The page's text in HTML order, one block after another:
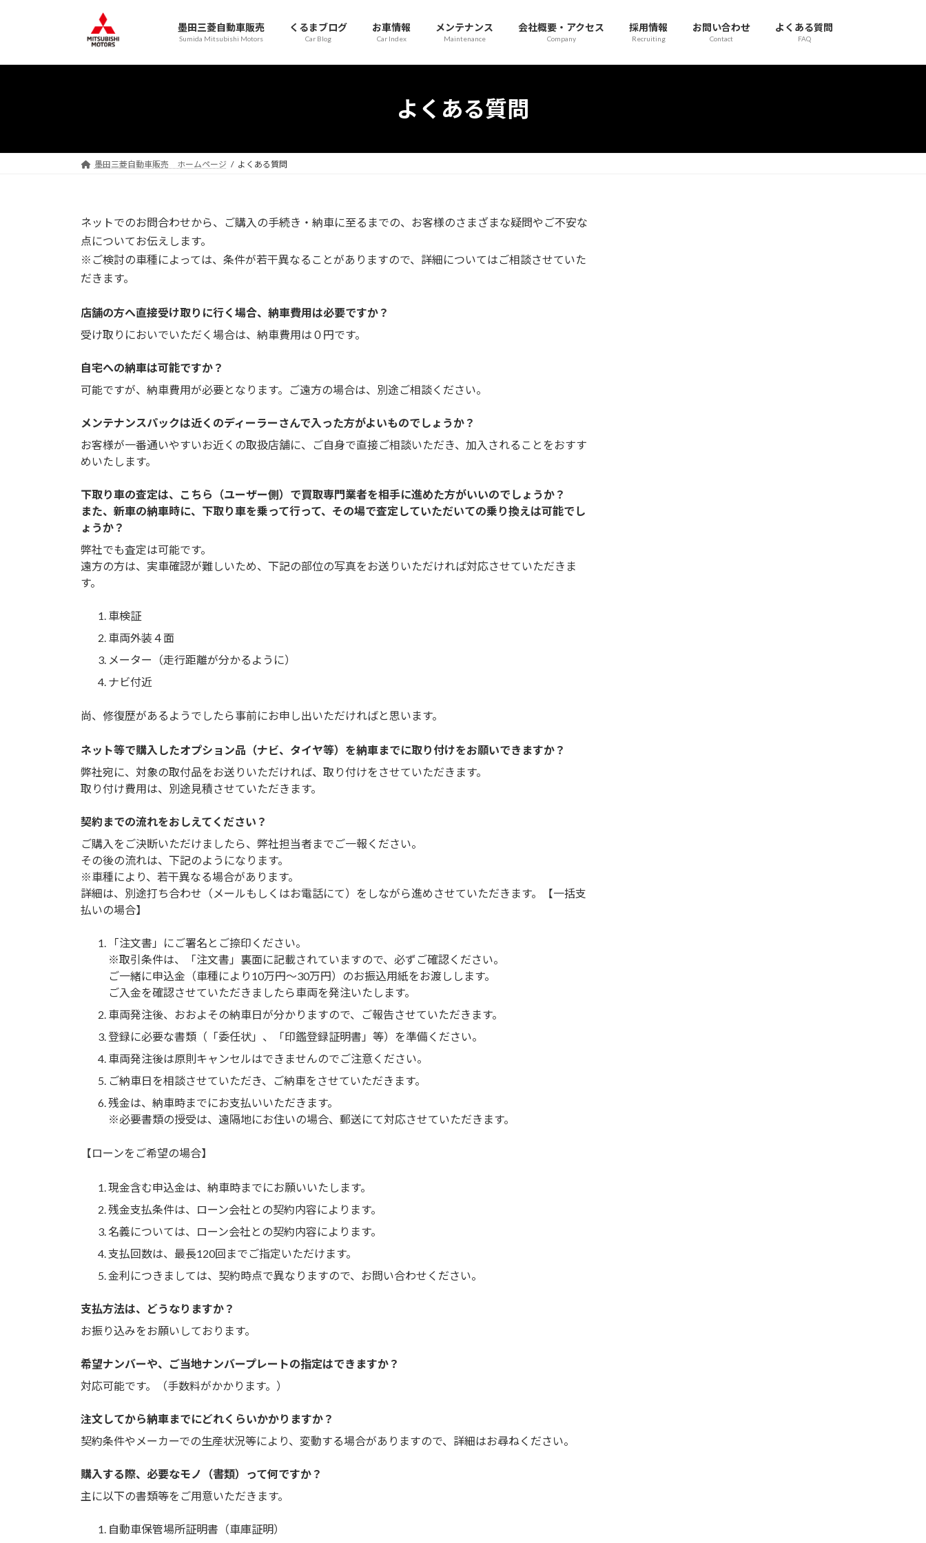
プ
動
墨田三菱自動車販売
Sumida Mitsubishi Motors
くるまブログ
Car Blog
お車情報
Car Index
メンテナンス
Maintenance
会社概要・アクセス
Company
採用情報
Recruiting
お問い合わせ
Contact
よくある質問
FAQ
よくある質問
墨田三菱自動車販売 ホームページ よくある質問
ネットでのお問合わせから、ご購入の手続き・納車に至るまでの、お客様のさまざまな疑問やご不安な
点についてお伝えします。
※ご検討の車種によっては、条件が若干異なることがありますので、詳細についてはご相談させていた
だきます。
店舗の方へ直接受け取りに行く場合、納車費用は必要ですか？
受け取りにおいでいただく場合は、納車費用は０円です。
自宅への納車は可能ですか？
可能ですが、納車費用が必要となります。ご遠方の場合は、別途ご相談ください。
メンテナンスパックは近くのディーラーさんで入った方がよいものでしょうか？
お客様が一番通いやすいお近くの取扱店舗に、ご自身で直接ご相談いただき、加入されることをおすす
めいたします。
下取り車の査定は、こちら（ユーザー側）で買取専門業者を相手に進めた方がいいのでしょうか？
また、新車の納車時に、下取り車を乗って行って、その場で査定していただいての乗り換えは可能でし
ょうか？
弊社でも査定は可能です。
遠方の方は、実車確認が難しいため、下記の部位の写真をお送りいただければ対応させていただきま
す。
車検証
車両外装４面
メーター（走行距離が分かるように）
ナビ付近
尚、修復歴があるようでしたら事前にお申し出いただければと思います。
ネット等で購入したオプション品（ナビ、タイヤ等）を納車までに取り付けをお願いできますか？
弊社宛に、対象の取付品をお送りいただければ、取り付けをさせていただきます。
取り付け費用は、別途見積させていただきます。
契約までの流れをおしえてください？
ご購入をご決断いただけましたら、弊社担当者までご一報ください。
その後の流れは、下記のようになります。
※車種により、若干異なる場合があります。
詳細は、別途打ち合わせ（メールもしくはお電話にて）をしながら進めさせていただきます。【一括支
払いの場合】
「注文書」にご署名とご捺印ください。
※取引条件は、「注文書」裏面に記載されていますので、必ずご確認ください。
ご一緒に申込金（車種により10万円～30万円）のお振込用紙をお渡しします。
ご入金を確認させていただきましたら車両を発注いたします。
車両発注後、おおよその納車日が分かりますので、ご報告させていただきます。
登録に必要な書類（「委任状」、「印鑑登録証明書」等）を準備ください。
車両発注後は原則キャンセルはできませんのでご注意ください。
ご納車日を相談させていただき、ご納車をさせていただきます。
残金は、納車時までにお支払いいただきます。
※必要書類の授受は、遠隔地にお住いの場合、郵送にて対応させていただきます。
【ローンをご希望の場合】
現金含む申込金は、納車時までにお願いいたします。
残金支払条件は、ローン会社との契約内容によります。
名義については、ローン会社との契約内容によります。
支払回数は、最長120回までご指定いただけます。
金利につきましては、契約時点で異なりますので、お問い合わせください。
支払方法は、どうなりますか？
お振り込みをお願いしております。
希望ナンバーや、ご当地ナンバープレートの指定はできますか？
対応可能です。（手数料がかかります。）
注文してから納車までにどれくらいかかりますか？
契約条件やメーカーでの生産状況等により、変動する場合がありますので、詳細はお尋ねください。
購入する際、必要なモノ（書類）って何ですか？
主に以下の書類等をご用意いただきます。
自動車保管場所証明書（車庫証明）